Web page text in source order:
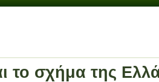
το σχήμα της